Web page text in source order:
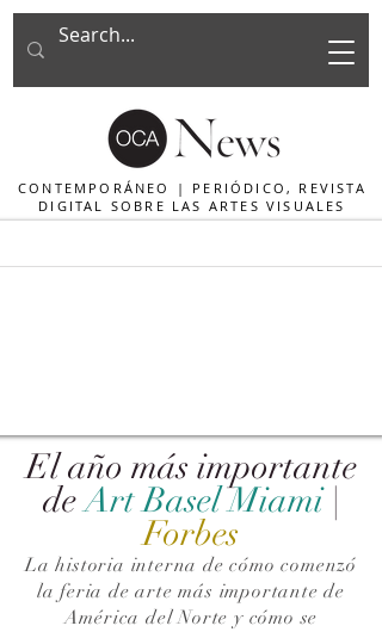
CONTEMPORÁNEO | PERIÓDICO, REVISTA
DIGITAL SOBRE LAS ARTES VISUALES
El año más importante
de Art Basel Miami |
Forbes
La historia interna de cómo comenzó
la feria de arte más importante de
América del Norte y cómo se